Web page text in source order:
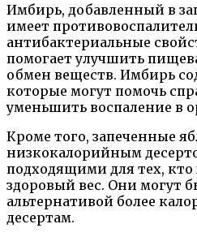
Имбирь, добавленный в
имеет
антибактериальные
помогает улучшить
обмен веществ. Имбирь
которые могут помочь
уменьшить воспаление в
Кроме того, запеченные
низкокалорийным
подходящими для тех, кто
здоровый вес. Они могут
альтернативой более
десертам.